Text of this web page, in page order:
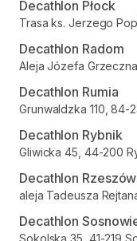
Decathlon Płock
Trasa ks. Jerzego
Decathlon Radom
Aleja Józefa
Decathlon Rumia
Grunwaldzka 110, 84-
Decathlon Rybnik
Gliwicka 45, 44-200
Decathlon Rzeszów
aleja Tadeusza
Decathlon
Sokolska 35, 41-219